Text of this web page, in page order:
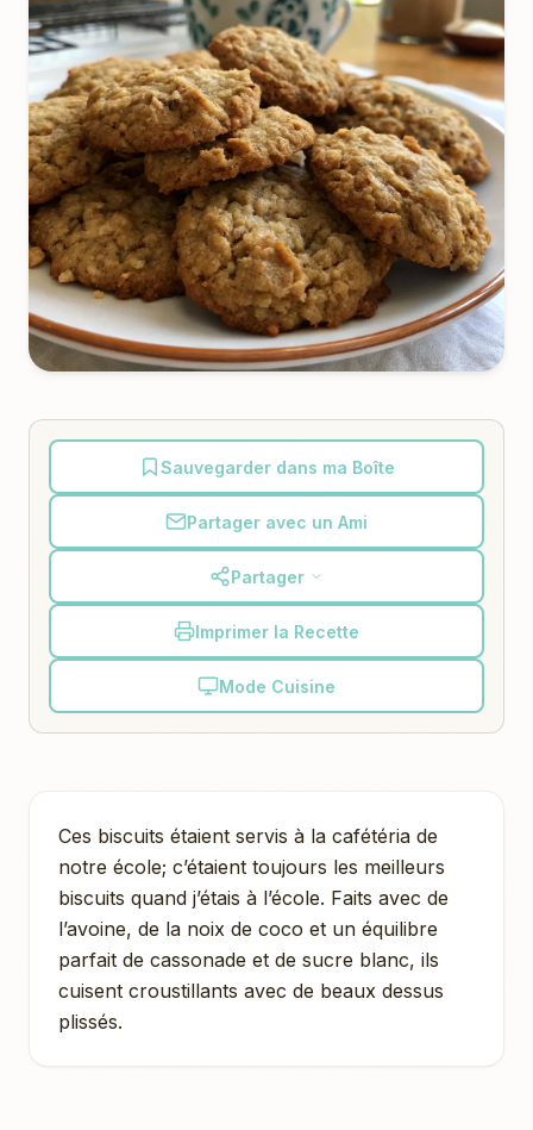
Sauvegarder dans ma Boîte
Partager avec un Ami
Partager
Imprimer la Recette
Mode Cuisine
Ces biscuits étaient servis à la cafétéria de
notre école; c’étaient toujours les meilleurs
biscuits quand j’étais à l’école. Faits avec de
l’avoine, de la noix de coco et un équilibre
parfait de cassonade et de sucre blanc, ils
cuisent croustillants avec de beaux dessus
plissés.